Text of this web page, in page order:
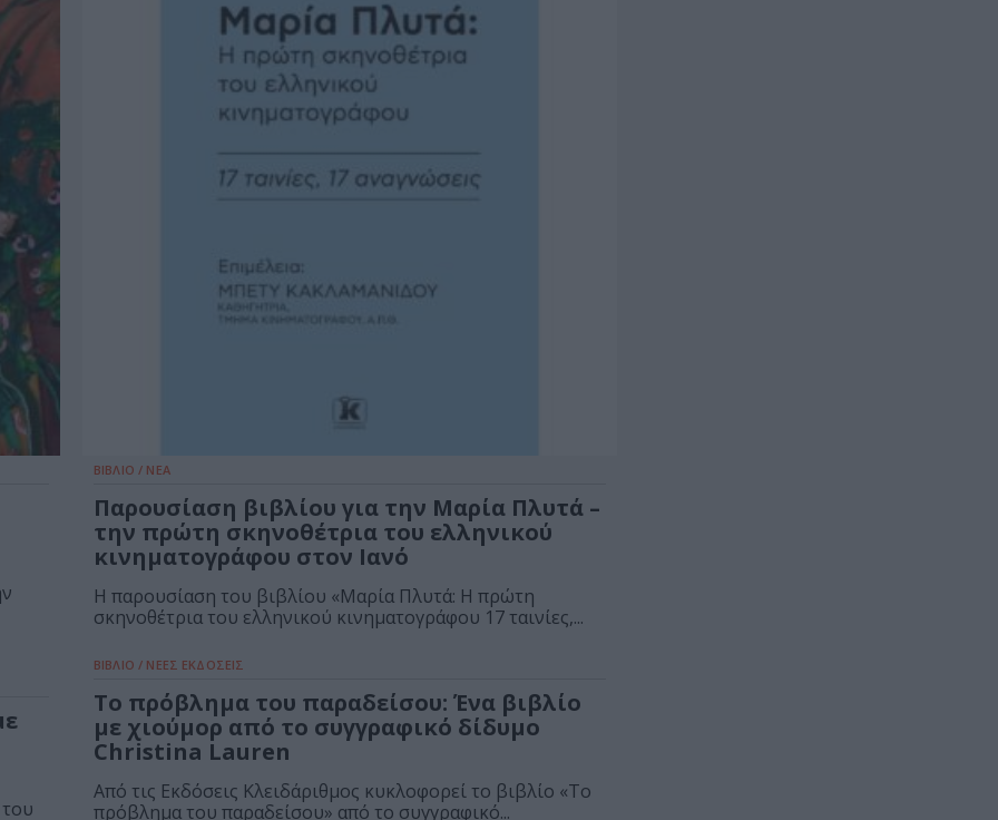
ΒΙΒΛΙΟ / ΝΕΑ
Παρουσίαση βιβλίου για την Μαρία Πλυτά –
την πρώτη σκηνοθέτρια του ελληνικού
κινηματογράφου στον Ιανό
Η παρουσίαση του βιβλίου «Μαρία Πλυτά: Η πρώτη
σκηνοθέτρια του ελληνικού κινηματογράφου 17 ταινίες,...
ΒΙΒΛΙΟ / ΝΕΕΣ ΕΚΔΟΣΕΙΣ
Το πρόβλημα του παραδείσου: Ένα βιβλίο
με χιούμορ από το συγγραφικό δίδυμο
Christina Lauren
Από τις Εκδόσεις Κλειδάριθμος κυκλοφορεί το βιβλίο «Το
πρόβλημα του παραδείσου» από το συγγραφικό...